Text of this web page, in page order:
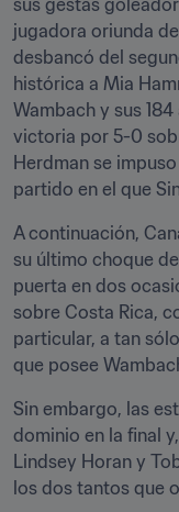
sus gestas
jugadora oriunda
desbancó del
histórica a Mia
Wambach y sus
victoria por 5-0
Herdman se
partido en el que
A continuación,
su último choque
puerta en dos
sobre Costa Rica,
particular, a tan
que posee
Sin embargo, las
dominio en la final
Lindsey Horan y
los dos tantos que